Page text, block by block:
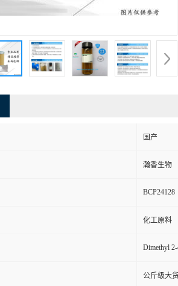
国产
瀚香生物
BCP24128
化工原料
Dimethyl
公斤级大